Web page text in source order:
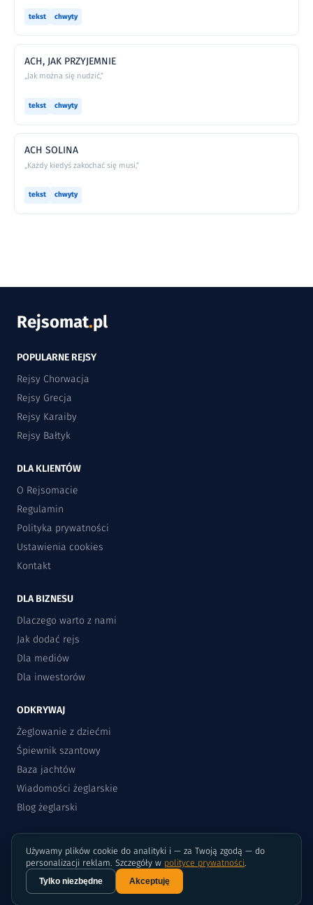
Używamy plików cookie do analityki i — za Twoją zgodą — do
personalizacji reklam. Szczegóły w polityce prywatności.
Tylko niezbędne Akceptuję
tekst chwyty
ACH, JAK PRZYJEMNIE
„Jak można się nudzić,”
tekst chwyty
ACH SOLINA
„Każdy kiedyś zakochać się musi,”
tekst chwyty
Rejsomat.pl
POPULARNE REJSY
Rejsy Chorwacja
Rejsy Grecja
Rejsy Karaiby
Rejsy Bałtyk
DLA KLIENTÓW
O Rejsomacie
Regulamin
Polityka prywatności
Ustawienia cookies
Kontakt
DLA BIZNESU
Dlaczego warto z nami
Jak dodać rejs
Dla mediów
Dla inwestorów
ODKRYWAJ
Żeglowanie z dziećmi
Śpiewnik szantowy
Baza jachtów
Wiadomości żeglarskie
Blog żeglarski
©2015-2026 Rejsomat.pl